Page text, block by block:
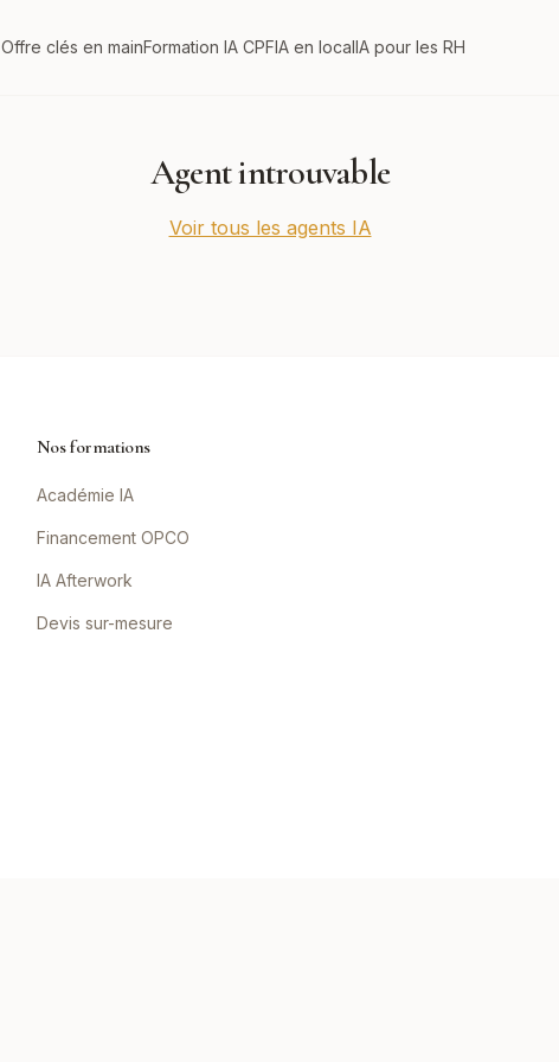
Offre clés en mainFormation IA CPFIA en localIA pour les RH
Agent introuvable
Voir tous les agents IA
Nos formations
Académie IA
Financement OPCO
IA Afterwork
Devis sur-mesure